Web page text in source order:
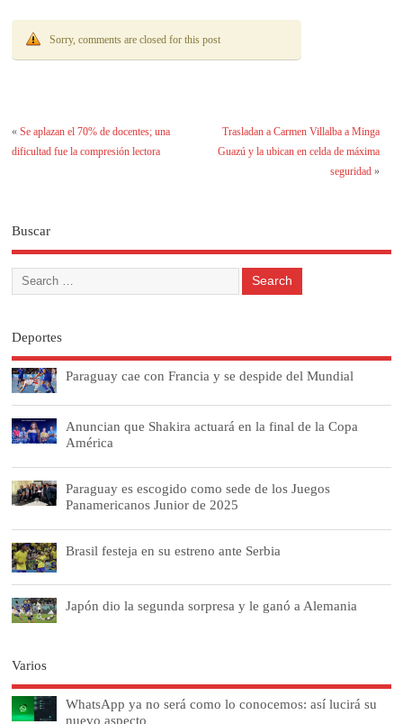
Sorry, comments are closed for this post
«Se aplazan el 70% de docentes; una
dificultad fue la compresión lectora
Trasladan a Carmen Villalba a Minga
Guazú y la ubican en celda de máxima
seguridad»
Buscar
Deportes
Paraguay cae con Francia y se despide del Mundial
Anuncian que Shakira actuará en la final de la Copa
América
Paraguay es escogido como sede de los Juegos
Panamericanos Junior de 2025
Brasil festeja en su estreno ante Serbia
Japón dio la segunda sorpresa y le ganó a Alemania
Varios
WhatsApp ya no será como lo conocemos: así lucirá su
nuevo aspecto